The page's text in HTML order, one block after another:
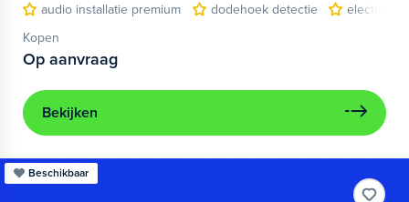
audio installatie premium
dodehoek detectie
electronic
Kopen
Op aanvraag
Bekijken
Beschikbaar